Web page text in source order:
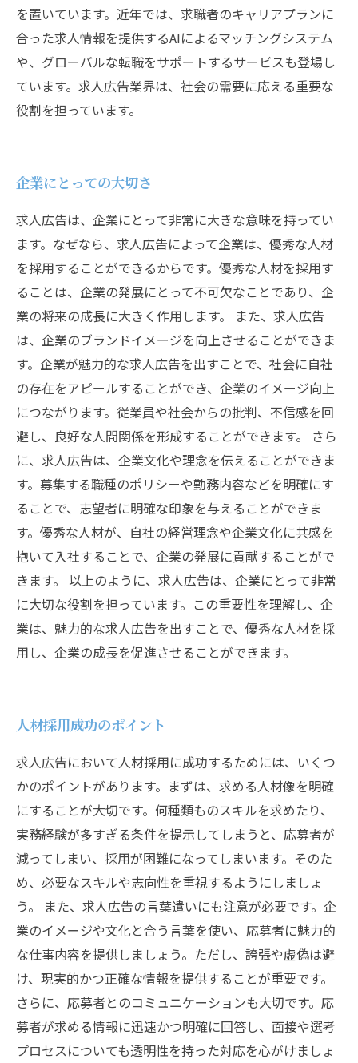
を置いています。近年では、求職者のキャリアプランに
合った求人情報を提供するAIによるマッチングシステム
や、グローバルな転職をサポートするサービスも登場し
ています。求人広告業界は、社会の需要に応える重要な
役割を担っています。
企業にとっての大切さ
求人広告は、企業にとって非常に大きな意味を持ってい
ます。なぜなら、求人広告によって企業は、優秀な人材
を採用することができるからです。優秀な人材を採用す
ることは、企業の発展にとって不可欠なことであり、企
業の将来の成長に大きく作用します。 また、求人広告
は、企業のブランドイメージを向上させることができま
す。企業が魅力的な求人広告を出すことで、社会に自社
の存在をアピールすることができ、企業のイメージ向上
につながります。従業員や社会からの批判、不信感を回
避し、良好な人間関係を形成することができます。 さら
に、求人広告は、企業文化や理念を伝えることができま
す。募集する職種のポリシーや勤務内容などを明確にす
ることで、志望者に明確な印象を与えることができま
す。優秀な人材が、自社の経営理念や企業文化に共感を
抱いて入社することで、企業の発展に貢献することがで
きます。 以上のように、求人広告は、企業にとって非常
に大切な役割を担っています。この重要性を理解し、企
業は、魅力的な求人広告を出すことで、優秀な人材を採
用し、企業の成長を促進させることができます。
人材採用成功のポイント
求人広告において人材採用に成功するためには、いくつ
かのポイントがあります。まずは、求める人材像を明確
にすることが大切です。何種類ものスキルを求めたり、
実務経験が多すぎる条件を提示してしまうと、応募者が
減ってしまい、採用が困難になってしまいます。そのた
め、必要なスキルや志向性を重視するようにしましょ
う。 また、求人広告の言葉遣いにも注意が必要です。企
業のイメージや文化と合う言葉を使い、応募者に魅力的
な仕事内容を提供しましょう。ただし、誇張や虚偽は避
け、現実的かつ正確な情報を提供することが重要です。
さらに、応募者とのコミュニケーションも大切です。応
募者が求める情報に迅速かつ明確に回答し、面接や選考
プロセスについても透明性を持った対応を心がけましょ